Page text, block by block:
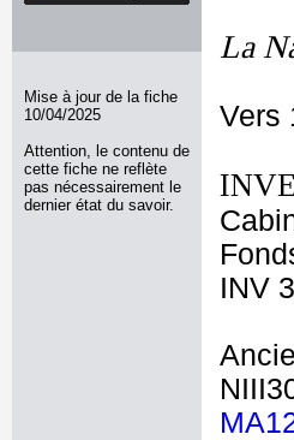
Mise à jour de la fiche
10/04/2025
Attention, le contenu de
cette fiche ne reflète
pas nécessairement le
dernier état du savoir.
La
Vers
INV